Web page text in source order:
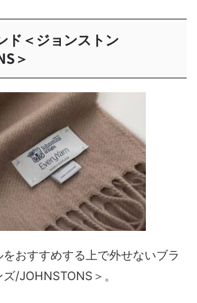
ド＜ジョンストン
＞
おすすめする上で外せないブラ
/JOHNSTONS＞。